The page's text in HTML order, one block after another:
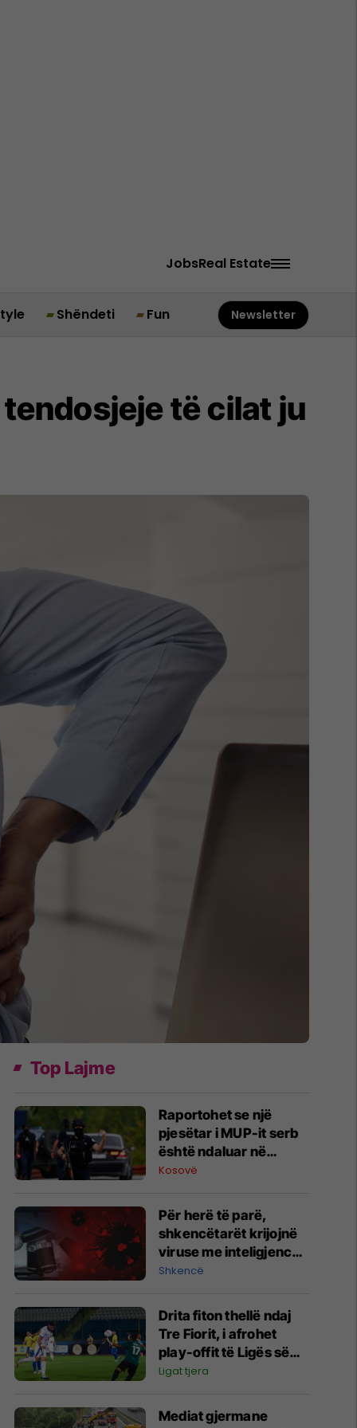
JobsReal Estate
Shëndeti Fun Newsletter
të cilat ju
Top Lajme
Raportohet se një
pjesëtar i MUP-it serb
është ndaluar në
Jarinë
Kosovë
Për herë të parë,
shkencëtarët krijojnë
viruse me inteligjencë
artificiale
Shkencë
Drita fiton thellë ndaj
Tre Fiorit, i afrohet
play-offit të Ligës së
Konferencës
Ligat tjera
Mediat gjermane